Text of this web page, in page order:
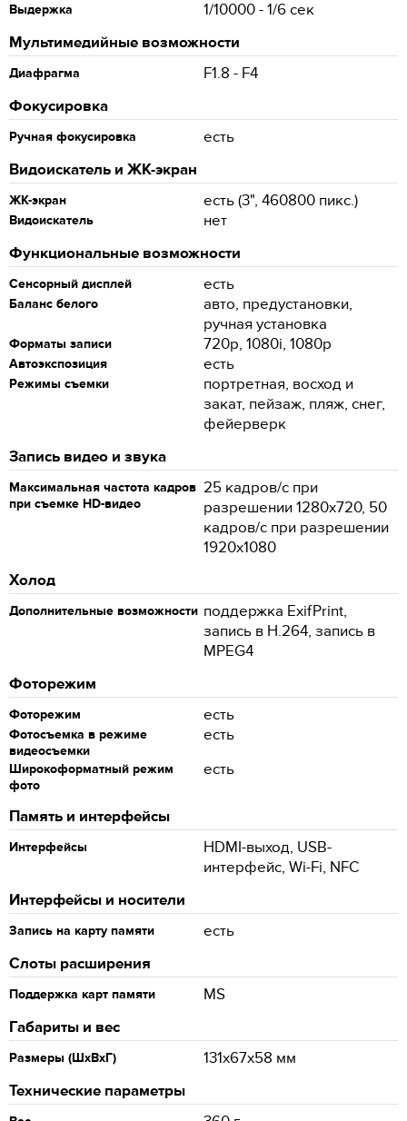
Выдержка
1/10000 - 1/6 сек
Мультимедийные возможности
Диафрагма
F1.8 - F4
Фокусировка
Ручная фокусировка
есть
Видоискатель и ЖК-экран
ЖК-экран есть (3", 460800 пикс.)
Видоискатель
нет
Функциональные возможности
Сенсорный дисплей есть
Баланс белого
авто, предустановки,
ручная установка
Форматы записи 720p, 1080i, 1080p
Автоэкспозиция есть
Режимы съемки
портретная, восход и
закат, пейзаж, пляж, снег,
фейерверк
Запись видео и звука
Максимальная частота кадров
при съемке HD-видео
25 кадров/с при
разрешении 1280x720, 50
кадров/с при разрешении
1920x1080
Холод
Дополнительные возможности поддержка ExifPrint,
запись в H.264, запись в
MPEG4
Фоторежим
Фоторежим есть
Фотосъемка в режиме
видеосъемки
есть
Широкоформатный режим
фото
есть
Память и интерфейсы
Интерфейсы
HDMI-выход, USB-
интерфейс, Wi-Fi, NFC
Интерфейсы и носители
Запись на карту памяти
есть
Слоты расширения
Поддержка карт памяти
MS
Габариты и вес
Размеры (ШхВхГ)
131x67x58 мм
Технические параметры